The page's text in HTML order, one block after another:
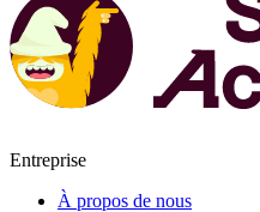
Entreprise
À propos de nous